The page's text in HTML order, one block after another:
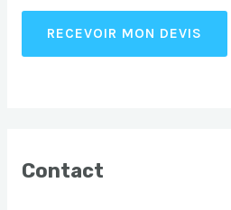
RECEVOIR MON DEVIS
Contact